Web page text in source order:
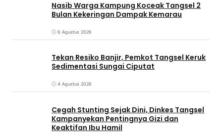
Nasib Warga Kampung Koceak Tangsel 2
Bulan Kekeringan Dampak Kemarau
6 Agustus 2026
Tekan Resiko Banjir, Pemkot Tangsel Keruk
Sedimentasi Sungai Ciputat
4 Agustus 2026
Cegah Stunting Sejak Dini, Dinkes Tangsel
Kampanyekan Pentingnya Gizi dan
Keaktifan Ibu Hamil